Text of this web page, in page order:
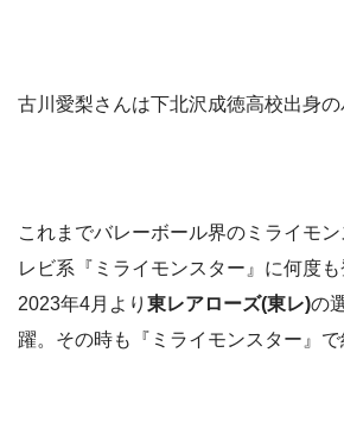
古川愛梨さんは下北沢成徳高校出身の
これまでバレーボール界のミライモ
レビ系 『ミライモンスター』に何度
2023年4月より 東レアローズ(東レ)の
躍。その時も
『ミライモンスター』